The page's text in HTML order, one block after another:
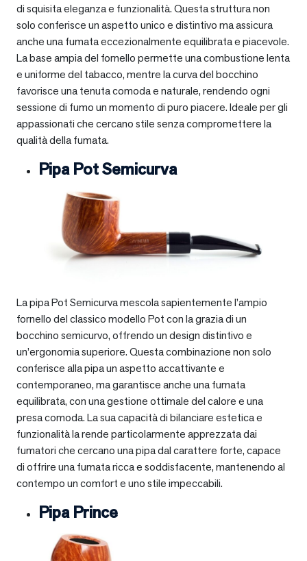
di squisita eleganza e funzionalità. Questa struttura non
solo conferisce un aspetto unico e distintivo ma assicura
anche una fumata eccezionalmente equilibrata e piacevole.
La base ampia del fornello permette una combustione lenta
e uniforme del tabacco, mentre la curva del bocchino
favorisce una tenuta comoda e naturale, rendendo ogni
sessione di fumo un momento di puro piacere. Ideale per gli
appassionati che cercano stile senza compromettere la
qualità della fumata.
Pipa Pot Semicurva
La pipa Pot Semicurva mescola sapientemente l’ampio
fornello del classico modello Pot con la grazia di un
bocchino semicurvo, offrendo un design distintivo e
un’ergonomia superiore. Questa combinazione non solo
conferisce alla pipa un aspetto accattivante e
contemporaneo, ma garantisce anche una fumata
equilibrata, con una gestione ottimale del calore e una
presa comoda. La sua capacità di bilanciare estetica e
funzionalità la rende particolarmente apprezzata dai
fumatori che cercano una pipa dal carattere forte, capace
di offrire una fumata ricca e soddisfacente, mantenendo al
contempo un comfort e uno stile impeccabili.
Pipa Prince